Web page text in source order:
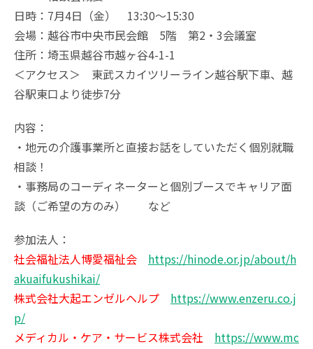
日時：7月4日（金） 13:30～15:30
会場：越谷市中央市民会館 5階 第2・3会議室
住所：埼玉県越谷市越ヶ谷4-1-1
＜アクセス＞ 東武スカイツリーライン越谷駅下車、越
谷駅東口より徒歩7分
内容：
・地元の介護事業所と直接お話をしていただく個別就職
相談！
・事務局のコーディネーターと個別ブースでキャリア面
談（ご希望の方のみ） など
参加法人：
社会福祉法人博愛福祉会 https://hinode.or.jp/about/h
akuaifukushikai/
株式会社大起エンゼルヘルプ https://www.enzeru.co.j
p/
メディカル・ケア・サービス株式会社 https://www.mc